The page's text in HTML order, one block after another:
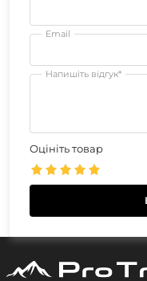
Email
Напишіть відгук*
Оцініть товар